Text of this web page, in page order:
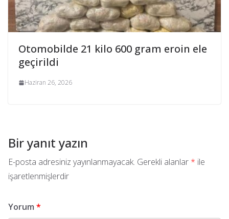
Otomobilde 21 kilo 600 gram eroin ele
geçirildi
Haziran 26, 2026
Bir yanıt yazın
E-posta adresiniz yayınlanmayacak. Gerekli alanlar * ile
işaretlenmişlerdir
Yorum *